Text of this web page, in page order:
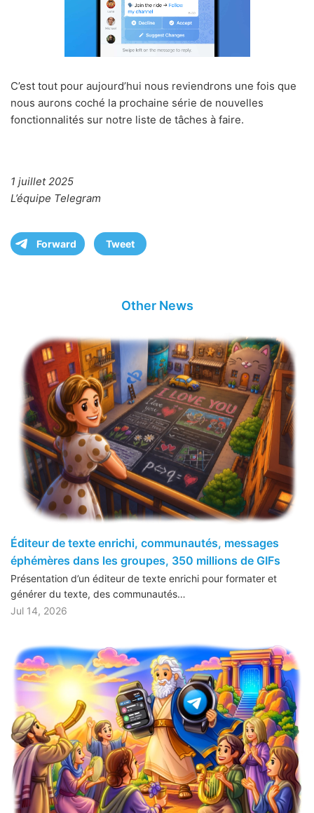
C’est tout pour aujourd’hui nous reviendrons une fois que
nous aurons coché la prochaine série de nouvelles
fonctionnalités sur notre liste de tâches à faire.
1 juillet 2025
L’équipe Telegram
Forward Tweet
Other News
Éditeur de texte enrichi, communautés, messages
éphémères dans les groupes, 350 millions de GIFs
Présentation d’un éditeur de texte enrichi pour formater et
générer du texte, des communautés…
Jul 14, 2026